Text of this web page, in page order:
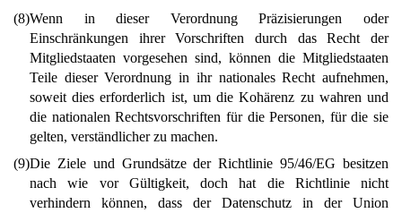
(8)Wenn in dieser Verordnung Präzisierungen oder
Einschränkungen ihrer Vorschriften durch das Recht der
Mitgliedstaaten vorgesehen sind, können die Mitgliedstaaten
Teile dieser Verordnung in ihr nationales Recht aufnehmen,
soweit dies erforderlich ist, um die Kohärenz zu wahren und
die nationalen Rechtsvorschriften für die Personen, für die sie
gelten, verständlicher zu machen.
(9)Die Ziele und Grundsätze der Richtlinie 95/46/EG besitzen
nach wie vor Gültigkeit, doch hat die Richtlinie nicht
verhindern können, dass der Datenschutz in der Union